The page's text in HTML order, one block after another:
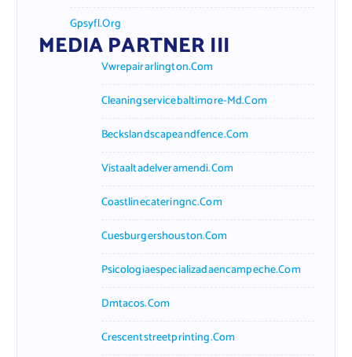
Gpsyfl.org
MEDIA PARTNER III
Vwrepairarlington.com
Cleaningservicebaltimore-Md.com
Beckslandscapeandfence.com
Vistaaltadelveramendi.com
Coastlinecateringnc.com
Cuesburgershouston.com
Psicologiaespecializadaencampeche.com
Dmtacos.com
Crescentstreetprinting.com